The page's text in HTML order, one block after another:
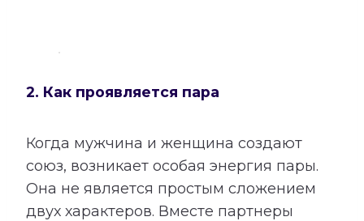
2. Как проявляется пара
Когда мужчина и женщина создают
союз, возникает особая энергия пары.
Она не является простым сложением
двух характеров. Вместе партнеры